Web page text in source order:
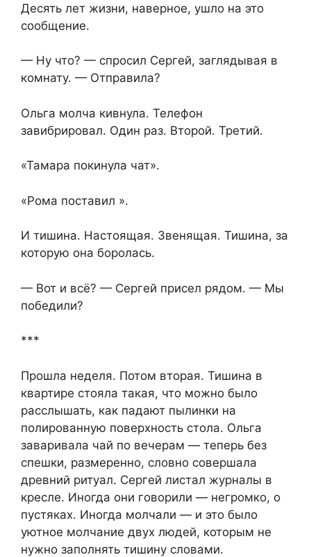
Десять лет жизни, наверное, ушло на это
сообщение.
— Ну что? — спросил Сергей, заглядывая в
комнату. — Отправила?
Ольга молча кивнула. Телефон
завибрировал. Один раз. Второй. Третий.
«Тамара покинула чат».
«Рома поставил ».
И тишина. Настоящая. Звенящая. Тишина, за
которую она боролась.
— Вот и всё? — Сергей присел рядом. — Мы
победили?
***
Прошла неделя. Потом вторая. Тишина в
квартире стояла такая, что можно было
расслышать, как падают пылинки на
полированную поверхность стола. Ольга
заваривала чай по вечерам — теперь без
спешки, размеренно, словно совершала
древний ритуал. Сергей листал журналы в
кресле. Иногда они говорили — негромко, о
пустяках. Иногда молчали — и это было
уютное молчание двух людей, которым не
нужно заполнять тишину словами.